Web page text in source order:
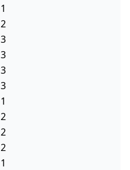
1
2
3
3
3
3
1
2
2
2
1